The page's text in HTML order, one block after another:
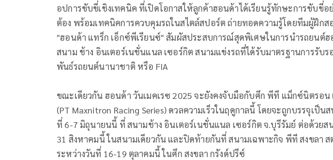
อปการขับขี่เชิงเทคนิค ที่เปิดโอกาสให้ลูกค้าฮอนด้าได้เรียนรู้ทักษะการขับขี่อ
ต้อง พร้อมเทคนิคการควบคุมรถในสไตล์สปอร์ต ถ่ายทอดความรู้โดยทีมผู้ฝึก
"ฮอนด้า แทร็ก เอ็กซ์พีเรียนซ์" สัมผัสประสบการณ์สุดพิเศษในการนำรถยนต์
สนาม ช้าง อินเตอร์เนชั่นแนล เซอร์กิต สนามแข่งรถที่ได้รับมาตรฐานการรับร
พันธ์รถยนต์นานาชาติ หรือ FIA
ขณะเดียวกัน ฮอนด้า วันเมคเรซ 2025 จะยังคงจับมือกับศึก พีที แม็กซ์นิตรอน
(PT Maxnitron Racing Series) ดวลความเร็วในฤดูกาลนี้ โดยจะถูกบรรจุเป็น
ที่ 6-7 มิถุนายนนี้ ที่ สนามช้าง อินเตอร์เนชั่นแนล เซอร์กิต จ.บุรีรัมย์ ต่อด้วยส
31 สิงหาคมนี้ ในสนามเดียวกัน และปิดท้ายกันที่ สนามเฉพาะกิจ พีที สงขลา ส
ระหว่างวันที่ 16-19 ตุลาคมนี้ ในศึก สงขลา กรังด์ปรีซ์